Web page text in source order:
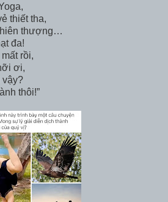
thiết tha,
thượng…
đa!
rồi,
ơi,
vậy?
thôi!”